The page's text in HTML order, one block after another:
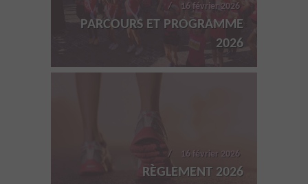
16 février 2026
PARCOURS ET PROGRAMME
2026
16 février 2026
RÈGLEMENT 2026